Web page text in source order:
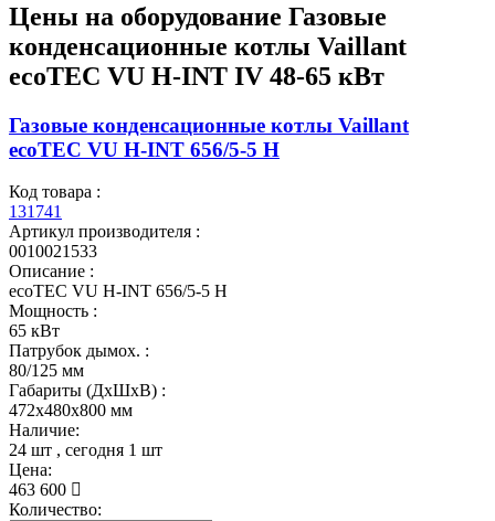
Цены на оборудование Газовые
конденсационные котлы Vaillant
ecoTEC VU H-INT IV 48-65 кВт
Газовые конденсационные котлы Vaillant
ecoTEC VU H-INT 656/5-5 H
Код товара :
131741
Артикул производителя :
0010021533
Описание :
ecoTEC VU H-INT 656/5-5 H
Мощность :
65 кВт
Патрубок дымох. :
80/125 мм
Габариты (ДхШхВ) :
472x480x800 мм
Наличие:
24 шт , сегодня 1 шт
Цена:
463 600
Количество: